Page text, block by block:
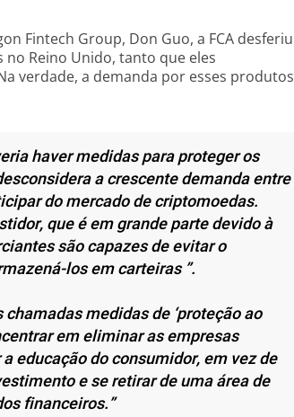
Fintech Group, Don Guo, a FCA desferiu
Reino Unido, tanto que eles
verdade, a demanda por esses produtos
haver medidas para proteger os
a crescente demanda entre
do mercado de criptomoedas.
que é em grande parte devido à
são capazes de evitar o
los em carteiras ”.
medidas de ‘proteção ao
em eliminar as empresas
educação do consumidor, em vez de
e se retirar de uma área de
financeiros.”